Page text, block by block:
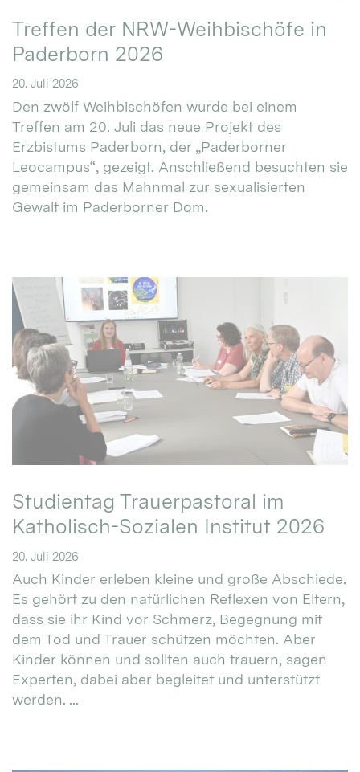
Treffen der NRW-Weihbischöfe in
Paderborn 2026
20. Juli 2026
Den zwölf Weihbischöfen wurde bei einem
Treffen am 20. Juli das neue Projekt des
Erzbistums Paderborn, der „Paderborner
Leocampus“, gezeigt. Anschließend besuchten sie
gemeinsam das Mahnmal zur sexualisierten
Gewalt im Paderborner Dom.
Studientag Trauerpastoral im
Katholisch-Sozialen Institut 2026
20. Juli 2026
Auch Kinder erleben kleine und große Abschiede.
Es gehört zu den natürlichen Reflexen von Eltern,
dass sie ihr Kind vor Schmerz, Begegnung mit
dem Tod und Trauer schützen möchten. Aber
Kinder können und sollten auch trauern, sagen
Experten, dabei aber begleitet und unterstützt
werden. ...